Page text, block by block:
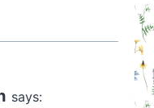
says: